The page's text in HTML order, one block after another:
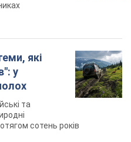
які
у
та
сотень років